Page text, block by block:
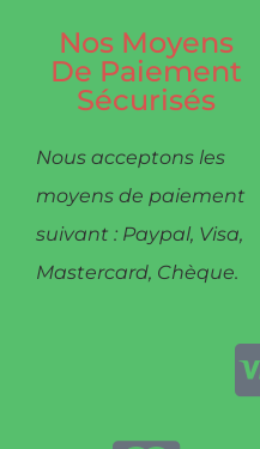
Nos Moyens
De Paiement
Sécurisés
Nous acceptons les
moyens de paiement
suivant : Paypal, Visa,
Mastercard, Chèque.